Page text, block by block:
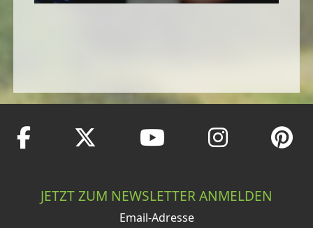
JETZT ZUM NEWSLETTER ANMELDEN
Email-Adresse